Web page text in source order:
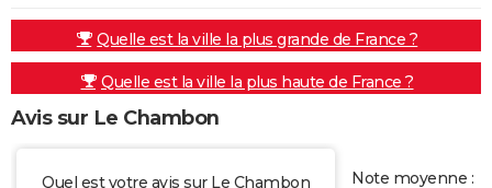
Quelle est la ville la plus grande de France ?
Quelle est la ville la plus haute de France ?
Avis sur Le Chambon
Quel est votre avis sur Le Chambon Note moyenne :